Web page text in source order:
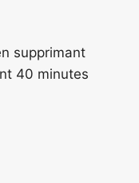
supprimant
40 minutes